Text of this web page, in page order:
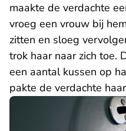
maakte de verdachte
vroeg een vrouw bij
zitten en sloeg
trok haar naar zich toe.
een aantal kussen op
pakte de verdachte